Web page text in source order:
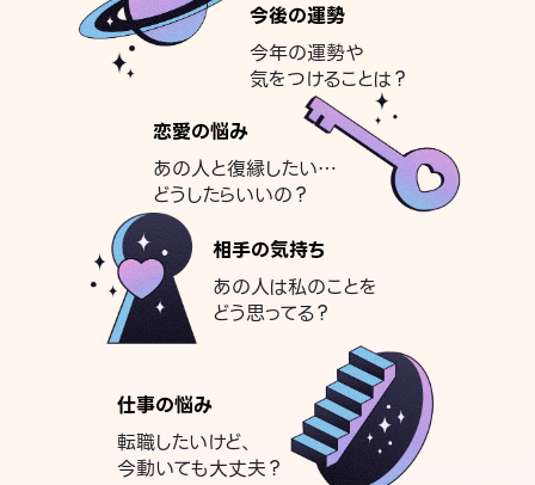
今後の運勢
今年の運勢や
気をつけることは？
恋愛の悩み
あの人と復縁したい…
どうしたらいいの？
相手の気持ち
あの人は私のことを
どう思ってる？
仕事の悩み
転職したいけど、
今動いても大丈夫？